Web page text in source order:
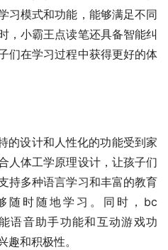
习模式和功能，能够满足不同
，小霸王点读笔还具备智能纠
们在学习过程中获得更好的体
的设计和人性化的功能受到家
人体工学原理设计，让孩子们
持多种语言学习和丰富的教育
随时随地学习。同时，bc
语音助手功能和互动游戏功
和积极性。